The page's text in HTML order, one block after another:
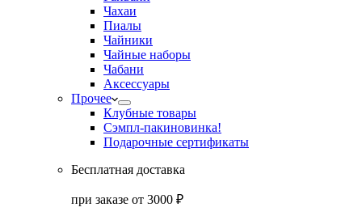
Чахаи
Пиалы
Чайники
Чайные наборы
Чабани
Аксессуары
Прочее
Клубные товары
Сэмпл-пакиновинка!
Подарочные сертификаты
Бесплатная доставка
при заказе от 3000 ₽